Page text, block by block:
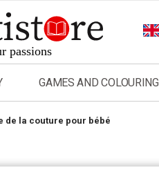
GAMES AND COLOURING
de la couture pour bébé